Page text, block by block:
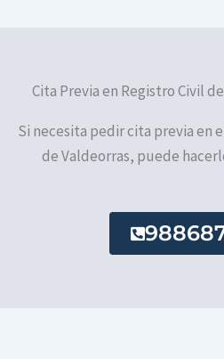
Cita Previa en Registro Civil
Si necesita pedir cita previa en
de Valdeorras, puede